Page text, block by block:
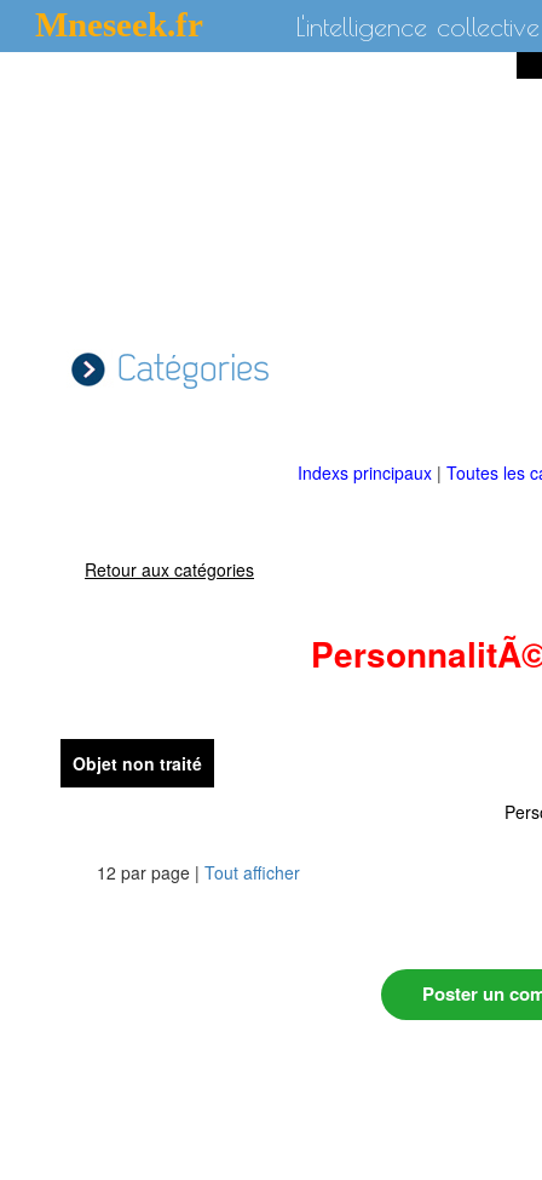
Mneseek.fr L'intelligence collective
Catégories
Indexs principaux | Toutes les
Retour aux catégories
Objet non traité
12 par page | Tout afficher
Poster un